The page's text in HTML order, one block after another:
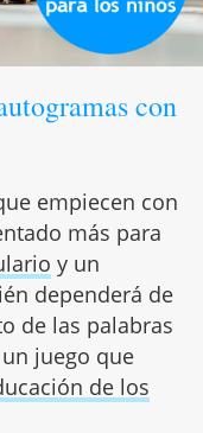
con
empiecen con
más para
y un
dependerá de
de las palabras
juego que
de los